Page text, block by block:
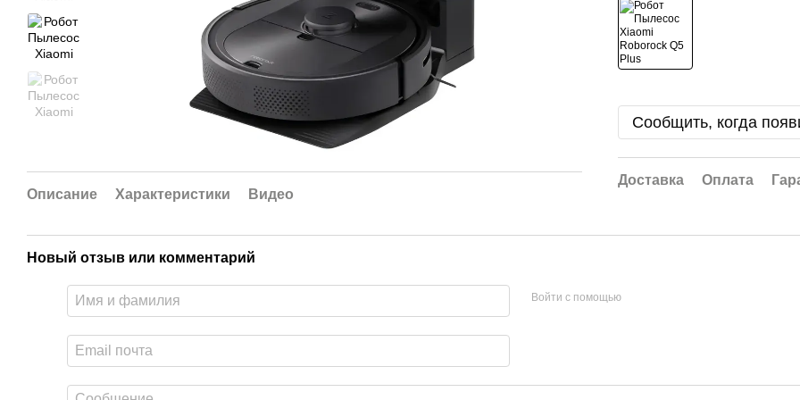
Описание Характеристики Видео
Сообщить, когда
Доставка Оплата
Новый отзыв или комментарий
Войти с помощью